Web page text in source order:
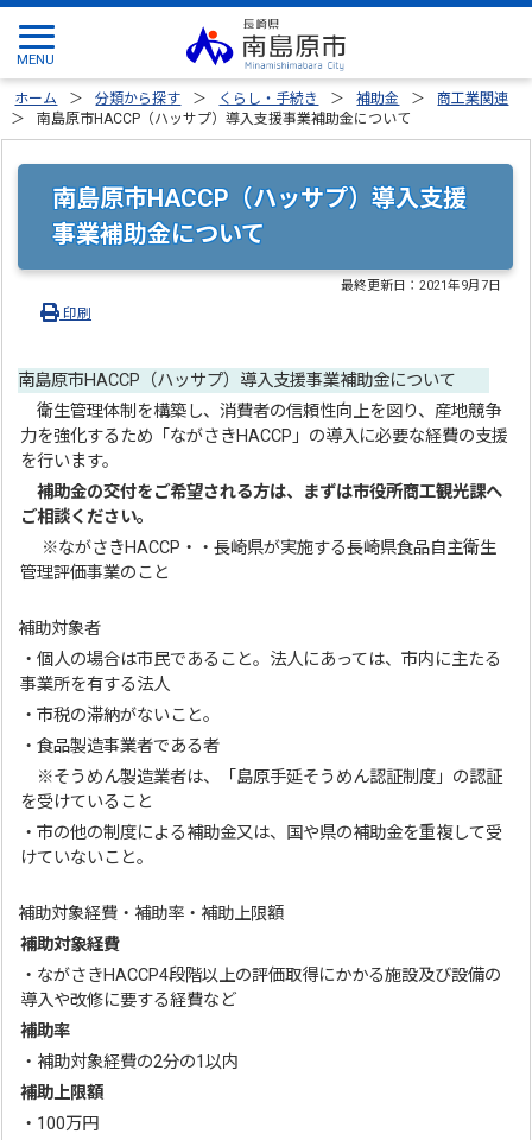
ホーム 分類から探す くらし・手続き 補助金
商工業関連
南島原市HACCP（ハッサプ）導入支援事業補助金について
南島原市HACCP（ハッサプ）導入支援
事業補助金について
最終更新日：2021年9月7日
印刷
南島原市HACCP（ハッサプ）導入支援事業補助金について
衛生管理体制を構築し、消費者の信頼性向上を図り、産地競争
力を強化するため「ながさきHACCP」の導入に必要な経費の支援
を行います。
補助金の交付をご希望される方は、まずは市役所商工観光課へ
ご相談ください。
※ながさきHACCP・・長崎県が実施する長崎県食品自主衛生
管理評価事業のこと
補助対象者
・個人の場合は市民であること。法人にあっては、市内に主たる
事業所を有する法人
・市税の滞納がないこと。
・食品製造事業者である者
※そうめん製造業者は、「島原手延そうめん認証制度」の認証
を受けていること
・市の他の制度による補助金又は、国や県の補助金を重複して受
けていないこと。
補助対象経費・補助率・補助上限額
補助対象経費
・ながさきHACCP4段階以上の評価取得にかかる施設及び設備の
導入や改修に要する経費など
補助率
・補助対象経費の2分の1以内
補助上限額
・100万円